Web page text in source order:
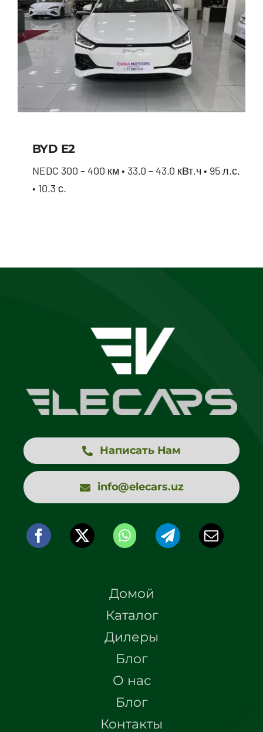
BYD E2
NEDC 300 – 400 км • 33.0 – 43.0 кВт.ч • 95 л.с.
• 10.3 с.
Написать Нам
info@elecars.uz
Домой
Каталог
Дилеры
Блог
О нас
Блог
Контакты